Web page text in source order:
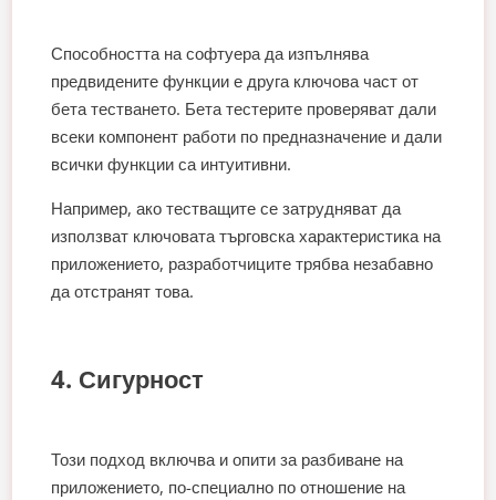
Способността на софтуера да изпълнява
предвидените функции е друга ключова част от
бета тестването. Бета тестерите проверяват дали
всеки компонент работи по предназначение и дали
всички функции са интуитивни.
Например, ако тестващите се затрудняват да
използват ключовата търговска характеристика на
приложението, разработчиците трябва незабавно
да отстранят това.
4. Сигурност
Този подход включва и опити за разбиване на
приложението, по-специално по отношение на